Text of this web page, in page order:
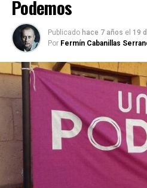
Podemos
Publicado hace 7 años el 19
Por Fermín Cabanillas